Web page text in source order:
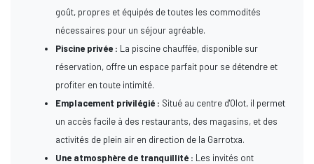
goût, propres et équipés de toutes les commodités
nécessaires pour un séjour agréable.
Piscine privée : La piscine chauffée, disponible sur
réservation, offre un espace parfait pour se détendre et
profiter en toute intimité.
Emplacement privilégié : Situé au centre d'Olot, il permet
un accès facile à des restaurants, des magasins, et des
activités de plein air en direction de la Garrotxa.
Une atmosphère de tranquillité : Les invités ont